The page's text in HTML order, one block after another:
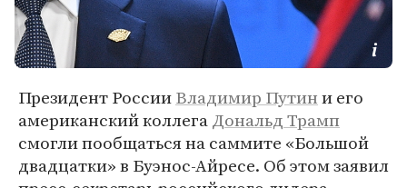
Президент РоссииВладимир Путини его
американский коллегаДональд Трамп
смогли пообщаться на саммите «Большой
двадцатки» в Буэнос-Айресе. Об этом заявил